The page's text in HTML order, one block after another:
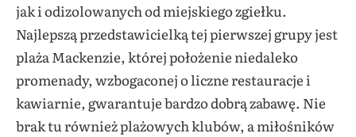
jak i odizolowanych od miejskiego zgiełku.
Najlepszą przedstawicielką tej pierwszej grupy jest
plaża Mackenzie, której położenie niedaleko
promenady, wzbogaconej o liczne restauracje i
kawiarnie, gwarantuje bardzo dobrą zabawę. Nie
brak tu również plażowych klubów, a miłośników